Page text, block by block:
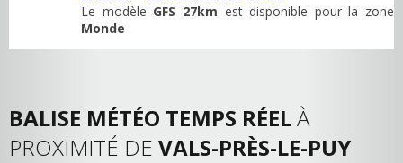
Le modèle GFS 27km est disponible pour la zone
Monde
BALISE MÉTÉO TEMPS RÉELÀ
PROXIMITÉ DE VALS-PRÈS-LE-PUY